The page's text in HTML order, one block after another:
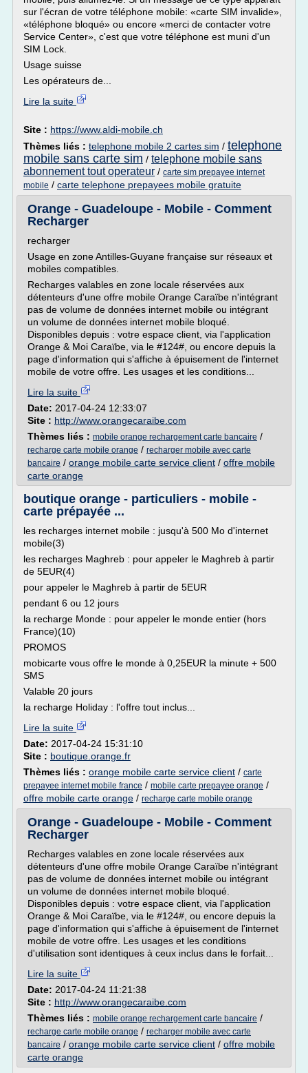
sur l'écran de votre téléphone mobile: «carte SIM invalide»,
«téléphone bloqué» ou encore «merci de contacter votre
Service Center», c'est que votre téléphone est muni d'un
SIM Lock.
Usage suisse
Les opérateurs de...
Lire la suite
Site : https://www.aldi-mobile.ch
Thèmes liés : telephone mobile 2 cartes sim / telephone
mobile sans carte sim / telephone mobile sans
abonnement tout operateur / carte sim prepayee internet
mobile / carte telephone prepayees mobile gratuite
Orange - Guadeloupe - Mobile - Comment
Recharger
recharger
Usage en zone Antilles-Guyane française sur réseaux et
mobiles compatibles.
Recharges valables en zone locale réservées aux
détenteurs d'une offre mobile Orange Caraïbe n'intégrant
pas de volume de données internet mobile ou intégrant
un volume de données internet mobile bloqué.
Disponibles depuis : votre espace client, via l'application
Orange & Moi Caraïbe, via le #124#, ou encore depuis la
page d'information qui s'affiche à épuisement de l'internet
mobile de votre offre. Les usages et les conditions...
Lire la suite
Date: 2017-04-24 12:33:07
Site : http://www.orangecaraibe.com
Thèmes liés : mobile orange rechargement carte bancaire /
recharge carte mobile orange / recharger mobile avec carte
bancaire / orange mobile carte service client / offre mobile
carte orange
boutique orange - particuliers - mobile -
carte prépayée ...
les recharges internet mobile : jusqu'à 500 Mo d'internet
mobile(3)
les recharges Maghreb : pour appeler le Maghreb à partir
de 5EUR(4)
pour appeler le Maghreb à partir de 5EUR
pendant 6 ou 12 jours
la recharge Monde : pour appeler le monde entier (hors
France)(10)
PROMOS
mobicarte vous offre le monde à 0,25EUR la minute + 500
SMS
Valable 20 jours
la recharge Holiday : l'offre tout inclus...
Lire la suite
Date: 2017-04-24 15:31:10
Site : boutique.orange.fr
Thèmes liés : orange mobile carte service client / carte
prepayee internet mobile france / mobile carte prepayee orange /
offre mobile carte orange / recharge carte mobile orange
Orange - Guadeloupe - Mobile - Comment
Recharger
Recharges valables en zone locale réservées aux
détenteurs d'une offre mobile Orange Caraïbe n'intégrant
pas de volume de données internet mobile ou intégrant
un volume de données internet mobile bloqué.
Disponibles depuis : votre espace client, via l'application
Orange & Moi Caraïbe, via le #124#, ou encore depuis la
page d'information qui s'affiche à épuisement de l'internet
mobile de votre offre. Les usages et les conditions
d'utilisation sont identiques à ceux inclus dans le forfait...
Lire la suite
Date: 2017-04-24 11:21:38
Site : http://www.orangecaraibe.com
Thèmes liés : mobile orange rechargement carte bancaire /
recharge carte mobile orange / recharger mobile avec carte
bancaire / orange mobile carte service client / offre mobile
carte orange